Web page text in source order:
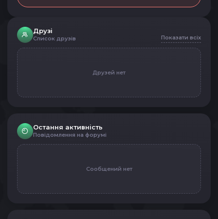
Друзі
Список друзів Показати всіх
Друзей нет
Остання активність
Повідомлення на форумі
Сообщений нет